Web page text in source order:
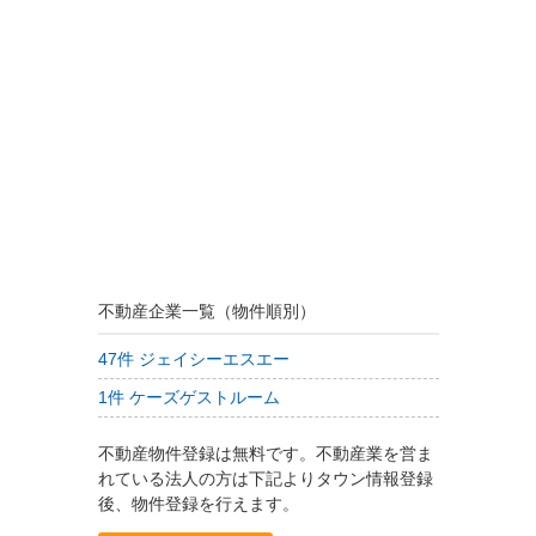
不動産企業一覧（物件順別）
47件 ジェイシーエスエー
1件 ケーズゲストルーム
不動産物件登録は無料です。不動産業を営ま
れている法人の方は下記よりタウン情報登録
後、物件登録を行えます。